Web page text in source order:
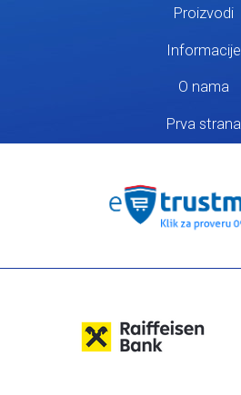
Proizvodi
Informacije
O nama
Prva strana